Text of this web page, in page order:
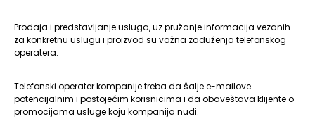
Prodaja i predstavljanje usluga, uz pružanje informacija vezanih
za konkretnu uslugu i proizvod su važna zaduženja telefonskog
operatera.
Telefonski operater kompanije treba da šalje e-mailove
potencijalnim i postojećim korisnicima i da obaveštava klijente o
promocijama usluge koju kompanija nudi.